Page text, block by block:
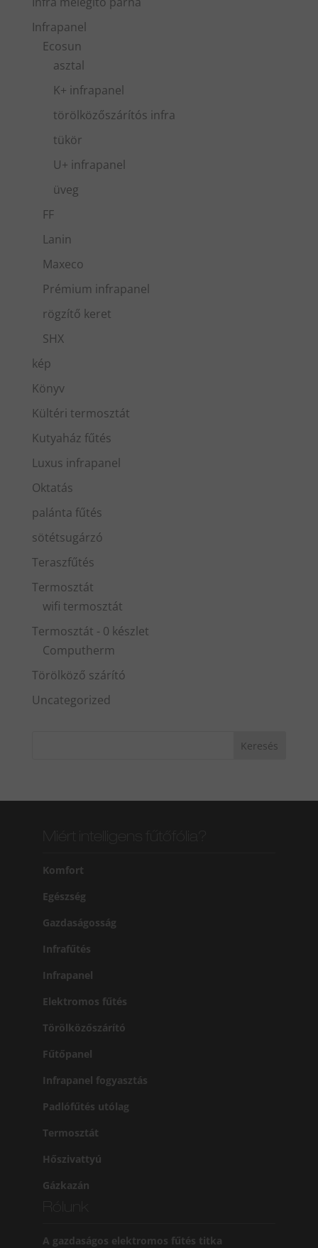
Infrapanel
Ecosun
asztal
K+ infrapanel
törölközőszárítós infra
tükör
U+ infrapanel
üveg
FF
Lanin
Maxeco
Prémium infrapanel
rögzítő keret
SHX
kép
Könyv
Kültéri termosztát
Kutyaház fűtés
Luxus infrapanel
Oktatás
palánta fűtés
sötétsugárzó
Teraszfűtés
Termosztát
wifi termosztát
Termosztát - 0 készlet
Computherm
Törölköző szárító
Uncategorized
Komfort
Egészség
Gazdaságosság
Infrafűtés
Infrapanel
Elektromos fűtés
Törölközőszárító
Fűtőpanel
Infrapanel fogyasztás
Padlófűtés utólag
Termosztát
Hőszivattyú
Gázkazán
A gazdaságos elektromos fűtés titka